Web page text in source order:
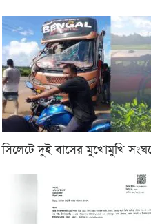
সিলেটে দুই বাসের মুখোমুখি